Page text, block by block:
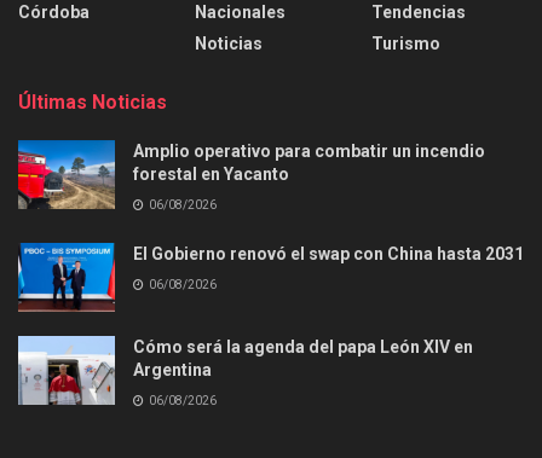
Córdoba
Nacionales
Noticias
Tendencias
Turismo
Últimas Noticias
Amplio operativo para combatir un incendio
forestal en Yacanto
06/08/2026
El Gobierno renovó el swap con China hasta 2031
06/08/2026
Cómo será la agenda del papa León XIV en
Argentina
06/08/2026